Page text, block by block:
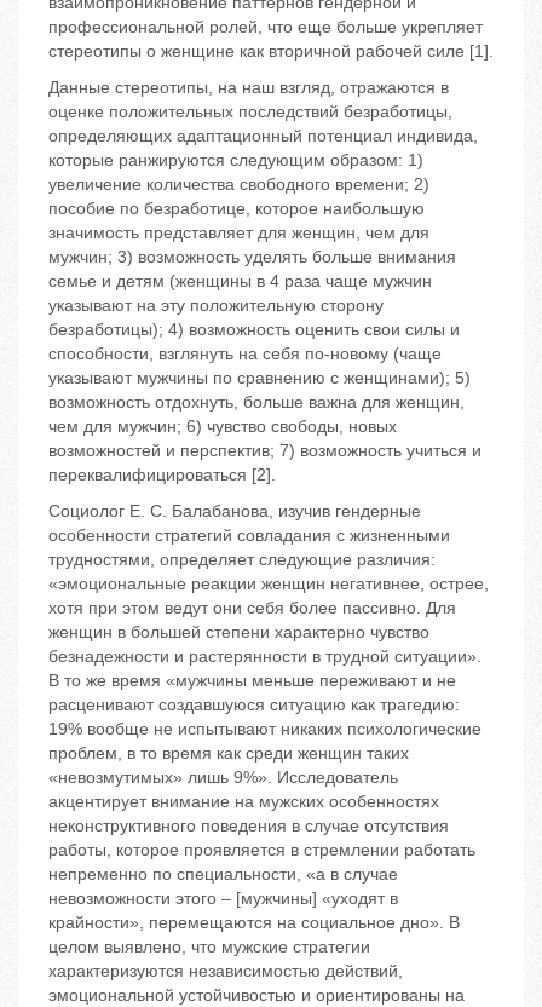
профессиональной ролей, что еще больше укрепляет
стереотипы о женщине как вторичной рабочей силе [1].
Данные стереотипы, на наш взгляд, отражаются в
оценке положительных последствий безработицы,
определяющих адаптационный потенциал индивида,
которые ранжируются следующим образом: 1)
увеличение количества свободного времени; 2)
пособие по безработице, которое наибольшую
значимость представляет для женщин, чем для
мужчин; 3) возможность уделять больше внимания
семье и детям (женщины в 4 раза чаще мужчин
указывают на эту положительную сторону
безработицы); 4) возможность оценить свои силы и
способности, взглянуть на себя по-новому (чаще
указывают мужчины по сравнению с женщинами); 5)
возможность отдохнуть, больше важна для женщин,
чем для мужчин; 6) чувство свободы, новых
возможностей и перспектив; 7) возможность учиться и
переквалифицироваться [2].
Социолог Е. С. Балабанова, изучив гендерные
особенности стратегий совладания с жизненными
трудностями, определяет следующие различия:
«эмоциональные реакции женщин негативнее, острее,
хотя при этом ведут они себя более пассивно. Для
женщин в большей степени характерно чувство
безнадежности и растерянности в трудной ситуации».
В то же время «мужчины меньше переживают и не
расценивают создавшуюся ситуацию как трагедию:
19% вообще не испытывают никаких психологические
проблем, в то время как среди женщин таких
«невозмутимых» лишь 9%». Исследователь
акцентирует внимание на мужских особенностях
неконструктивного поведения в случае отсутствия
работы, которое проявляется в стремлении работать
непременно по специальности, «а в случае
невозможности этого – [мужчины] «уходят в
крайности», перемещаются на социальное дно». В
целом выявлено, что мужские стратегии
характеризуются независимостью действий,
эмоциональной устойчивостью и ориентированы на